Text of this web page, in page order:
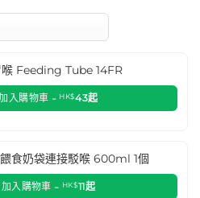
Feeding Tube 14FR
入購物車 - HK$43起
食奶袋連接駁喉 600ml 1個
加入購物車 - HK$11起